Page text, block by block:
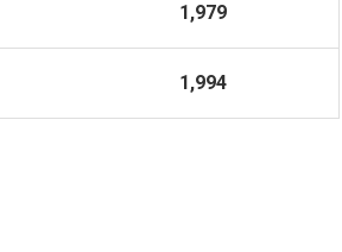
1,979
1,994